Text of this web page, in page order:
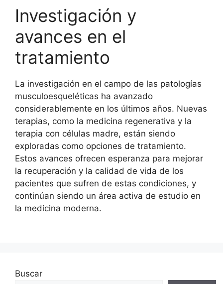
Investigación y
avances en el
tratamiento
La investigación en el campo de las patologías
musculoesqueléticas ha avanzado
considerablemente en los últimos años. Nuevas
terapias, como la medicina regenerativa y la
terapia con células madre, están siendo
exploradas como opciones de tratamiento.
Estos avances ofrecen esperanza para mejorar
la recuperación y la calidad de vida de los
pacientes que sufren de estas condiciones, y
continúan siendo un área activa de estudio en
la medicina moderna.
Buscar